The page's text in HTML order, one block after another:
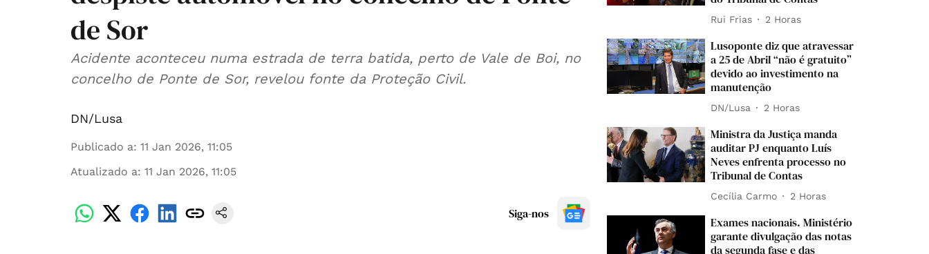
de Sor
Acidente aconteceu numa estrada de terra batida, perto de Vale de Boi, no
concelho de Ponte de Sor, revelou fonte da Proteção Civil.
DN/Lusa
Publicado a: 11 Jan 2026, 11:05
Atualizado a: 11 Jan 2026, 11:05
Siga-nos
Rui Frias 2 Horas
Lusoponte diz que atravessar
a 25 de Abril “não é gratuito”
devido ao investimento na
manutenção
DN/Lusa 2 Horas
Ministra da Justiça manda
auditar PJ enquanto Luís
Neves enfrenta processo no
Tribunal de Contas
Cecília Carmo 2 Horas
Exames nacionais. Ministério
garante divulgação das notas
da segunda fase e das